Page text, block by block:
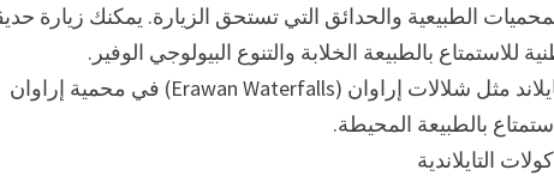
الطبيعية والحدائق التي تستحق الزيارة. يمكنك زيارة
للاستمتاع بالطبيعة الخلابة والتنوع البيولوجي الوفير.
رحلة إلى شلالات: استكشف الشلالات الجميلة في تايلاند مثل شلالات إراوان (Erawan Waterfalls) في محمية إراوان
بالطبيعة المحيطة.
التايلاندية